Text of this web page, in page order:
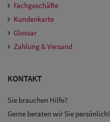
Sale: Caps
mit
Ohrenschutz
Fachgeschäfte
Kundenkarte
Glossar
Zahlung & Versand
KONTAKT
Sie brauchen Hilfe?
Gerne beraten wir Sie persönlich!